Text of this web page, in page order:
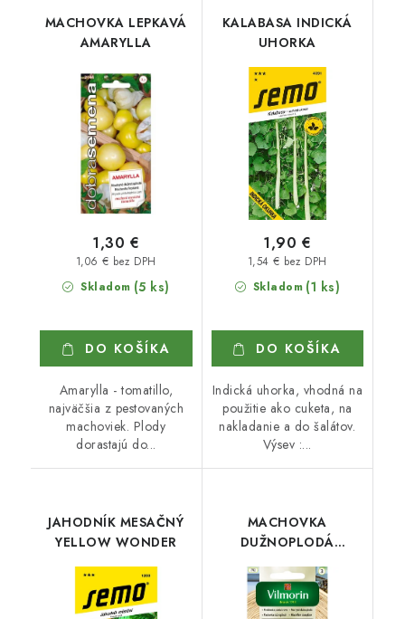
MACHOVKA LEPKAVÁ
AMARYLLA
Skladom (5 ks)
1,06 € bez DPH
1,30 €
DO KOŠÍKA
Amarylla - tomatillo,
najväčšia z pestovaných
machoviek. Plody
dorastajú do...
KALABASA INDICKÁ
UHORKA
Skladom (1 ks)
1,54 € bez DPH
1,90 €
DO KOŠÍKA
Indická uhorka, vhodná na
použitie ako cuketa, na
nakladanie a do šalátov.
Výsev :...
JAHODNÍK MESAČNÝ
YELLOW WONDER
MACHOVKA
DUŽNOPLODÁ